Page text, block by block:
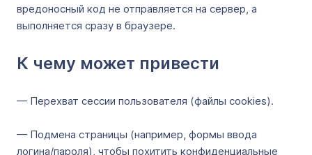
вредоносный код не отправляется на сервер, а
выполняется сразу в браузере.
К чему может привести
— Перехват сессии пользователя (файлы cookies).
— Подмена страницы (например, формы ввода
логина/пароля), чтобы похитить конфиденциальные